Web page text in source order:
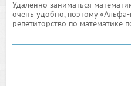
Удаленно заниматься
очень удобно, поэтому
репетиторство по математике